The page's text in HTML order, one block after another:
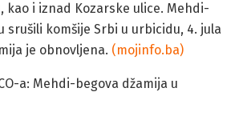
kao i iznad Kozarske ulice. Mehdi-
srušili komšije Srbi u urbicidu, 4. jula
je obnovljena. (mojinfo.ba)
a: Mehdi-begova džamija u